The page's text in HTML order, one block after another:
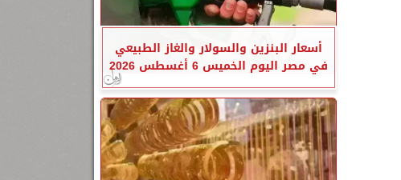
أسعار البنزين والسولار والغاز الطبيعي
في مصر اليوم الخميس 6 أغسطس 2026